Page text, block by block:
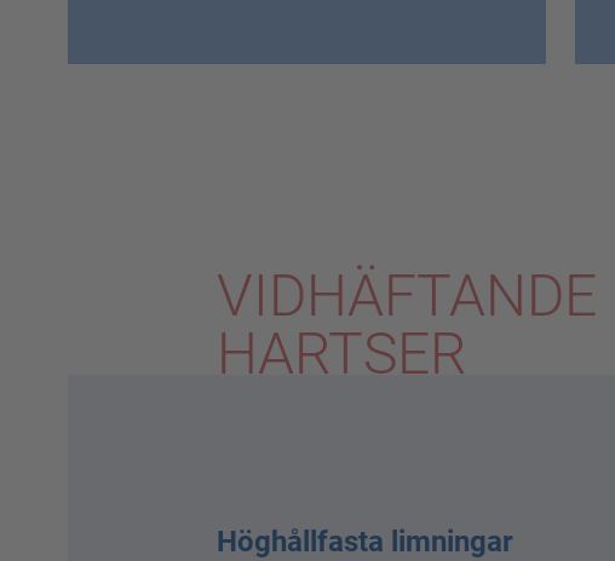
VIDHÄFTANDE
HARTSER
Höghållfasta limningar